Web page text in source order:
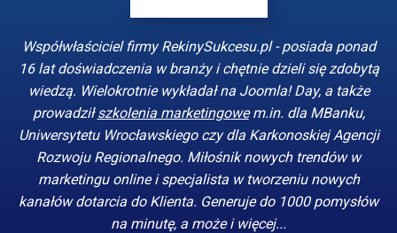
Współwłaściciel firmy RekinySukcesu.pl - posiada ponad
16 lat doświadczenia w branży i chętnie dzieli się zdobytą
wiedzą. Wielokrotnie wykładał na Joomla! Day, a także
prowadziłszkolenia marketingowem.in. dla MBanku,
Uniwersytetu Wrocławskiego czy dla Karkonoskiej Agencji
Rozwoju Regionalnego. Miłośnik nowych trendów w
marketingu online i specjalista w tworzeniu nowych
kanałów dotarcia do Klienta. Generuje do 1000 pomysłów
na minutę, a może i więcej...